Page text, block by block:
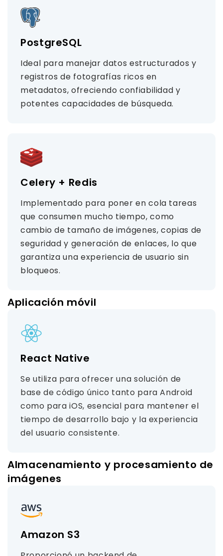
PostgreSQL
Ideal para manejar datos estructurados y
registros de fotografías ricos en
metadatos, ofreciendo confiabilidad y
potentes capacidades de búsqueda.
Celery + Redis
Implementado para poner en cola tareas
que consumen mucho tiempo, como
cambio de tamaño de imágenes, copias de
seguridad y generación de enlaces, lo que
garantiza una experiencia de usuario sin
bloqueos.
Aplicación móvil
React Native
Se utiliza para ofrecer una solución de
base de código único tanto para Android
como para iOS, esencial para mantener el
tiempo de desarrollo bajo y la experiencia
del usuario consistente.
Almacenamiento y procesamiento de
imágenes
Amazon S3